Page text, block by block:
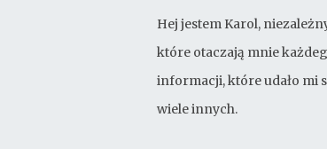
Hej jestem Karol,
które otaczają mnie
informacji, które udało mi
wiele innych.